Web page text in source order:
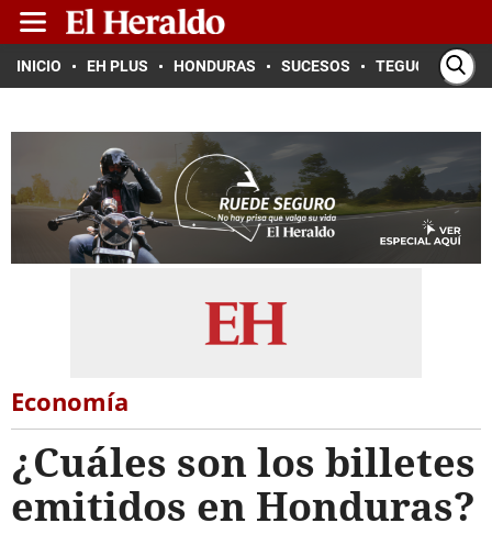
INICIO EH PLUS HONDURAS SUCESOS TEGUCIGALPA
Economía
¿Cuáles son los billetes
emitidos en Honduras?